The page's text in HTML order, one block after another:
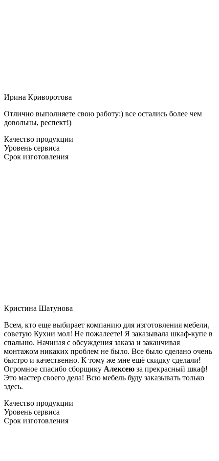
Ирина Криворотова
Отлично выполняете свою работу:) все остались более чем
довольны, респект!)
Качество продукции
Уровень сервиса
Срок изготовления
Кристина Шатунова
Всем, кто еще выбирает компанию для изготовления мебели,
советую Кухни мол! Не пожалеете! Я заказывала шкаф-купе в
спальню. Начиная с обсуждения заказа и заканчивая
монтажом никаких проблем не было. Все было сделано очень
быстро и качественно. К тому же мне ещё скидку сделали!
Огромное спасибо сборщику Алексею за прекрасный шкаф!
Это мастер своего дела! Всю мебель буду заказывать только
здесь.
Качество продукции
Уровень сервиса
Срок изготовления